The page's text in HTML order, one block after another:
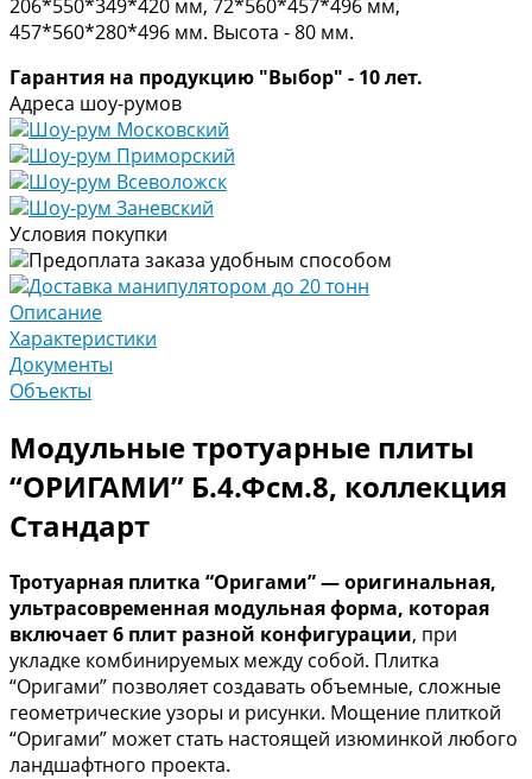
206*550*349*420 мм, 72*560*457*496 мм,
457*560*280*496 мм. Высота - 80 мм.
Гарантия на продукцию "Выбор" - 10 лет.
Адреса шоу-румов
Шоу-рум Московский
Шоу-рум Приморский
Шоу-рум Всеволожск
Шоу-рум Заневский
Условия покупки
Предоплата заказа удобным способом
Доставка манипулятором до 20 тонн
Описание
Характеристики
Документы
Объекты
Модульные тротуарные плиты
“ОРИГАМИ” Б.4.Фсм.8, коллекция
Стандарт
Тротуарная плитка “Оригами” — оригинальная,
ультрасовременная модульная форма, которая
включает 6 плит разной конфигурации, при
укладке комбинируемых между собой. Плитка
“Оригами” позволяет создавать объемные, сложные
геометрические узоры и рисунки. Мощение плиткой
“Оригами” может стать настоящей изюминкой любого
ландшафтного проекта.